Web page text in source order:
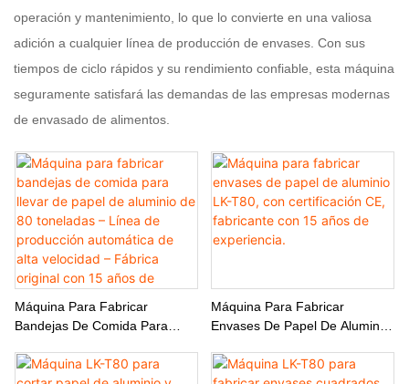
operación y mantenimiento, lo que lo convierte en una valiosa
adición a cualquier línea de producción de envases. Con sus
tiempos de ciclo rápidos y su rendimiento confiable, esta máquina
seguramente satisfará las demandas de las empresas modernas
de envasado de alimentos.
Máquina Para Fabricar
Bandejas De Comida Para
De 80 Toneladas – Línea De
Máquina Para Fabricar
Envases De Papel De Aluminio
Fabricante Con 15 Años De